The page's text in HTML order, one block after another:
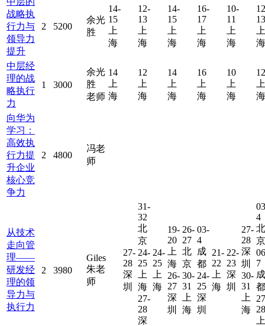
战略执
行力与
领导力
提升
2 5200
余光
胜
14-
15
上
海
12-
13
上
海
14-
15
上
海
16-
17
上
海
10-
11
上
海
13
上
海
中层经
理的战
略执行
力
1 3000
余光
胜
老师
14
上
海
12
上
海
14
上
海
16
上
海
10
上
海
12
上
海
向华为
学习：
高效执
行力提
升企业
核心竞
争力
2 4800
冯老
师
从技术
走向管
理——
研发经
理的领
导力与
执行力
2 3980
Giles
朱老
师
27-
28
深
圳
31-
32
北
京
24-
25
上
海
27-
28
深
24-
25
上
海
19-
20
上
海
26-
27
深
圳
26-
27
北
京
30-
31
上
海
03-
4
成
都
24-
25
深
圳
21-
22
上
海
22-
23
深
圳
27-
28
深
圳
30-
31
上
海
4
北
京
7
成
都
28
上